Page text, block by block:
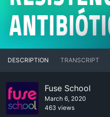
DESCRIPTION TRANSCRIPT
Fuse School
March 6, 2020
463 views